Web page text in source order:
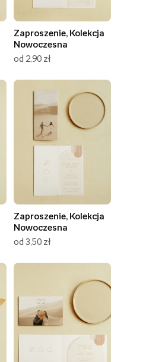
Zaproszenie, Kolekcja
Nowoczesna
od 2,90 zł
Zaproszenie, Kolekcja
Nowoczesna
od 3,50 zł